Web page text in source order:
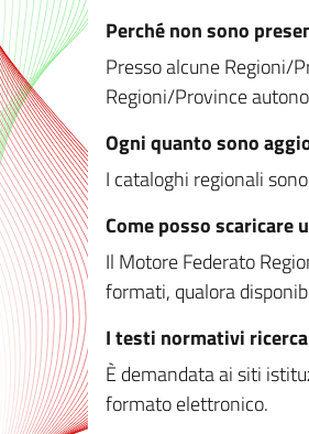
Perché non sono
Presso alcune Regioni/
Regioni/Province
Ogni quanto sono
I cataloghi regionali
Come posso scaricare
Il Motore Federato
formati, qualora
I testi normativi
È demandata ai siti
formato elettronico.